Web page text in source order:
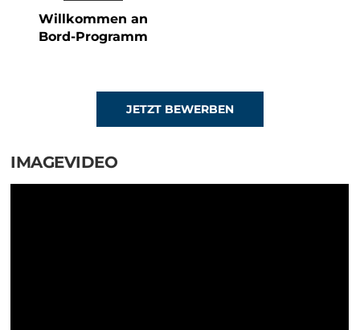
Willkommen an
Bord-Programm
JETZT BEWERBEN
IMAGEVIDEO